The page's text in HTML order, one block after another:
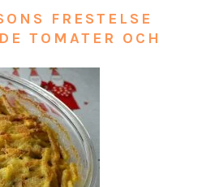
FRESTELSE
TOMATER OCH